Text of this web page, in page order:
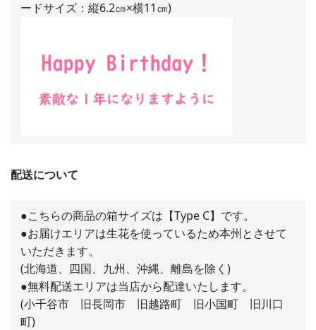
ードサイズ：縦6.2㎝×横11㎝)
配送について
●こちらの商品の箱サイズは【Type C】です。
●お届けエリアは生花を使っているため本州とさせて
いただきます。
(北海道、四国、九州、沖縄、離島を除く)
●無料配送エリアは当店から配達いたします。
(小千谷市 旧長岡市 旧越路町 旧小国町 旧川口
町)